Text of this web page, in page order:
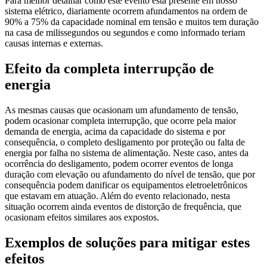
sistema elétrico, diariamente ocorrem afundamentos na ordem de
90% a 75% da capacidade nominal em tensão e muitos tem duração
na casa de milissegundos ou segundos e como informado teriam
causas internas e externas.
Efeito da completa interrupção de
energia
As mesmas causas que ocasionam um afundamento de tensão,
podem ocasionar completa interrupção, que ocorre pela maior
demanda de energia, acima da capacidade do sistema e por
consequência, o completo desligamento por proteção ou falta de
energia por falha no sistema de alimentação. Neste caso, antes da
ocorrência do desligamento, podem ocorrer eventos de longa
duração com elevação ou afundamento do nível de tensão, que por
consequência podem danificar os equipamentos eletroeletrônicos
que estavam em atuação. Além do evento relacionado, nesta
situação ocorrem ainda eventos de distorção de frequência, que
ocasionam efeitos similares aos expostos.
Exemplos de soluções para mitigar estes
efeitos